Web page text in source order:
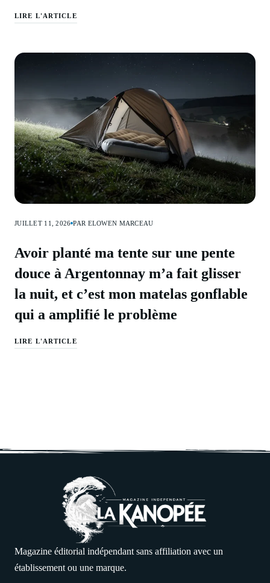
LIRE L'ARTICLE
JUILLET 11, 2026 PAR ELOWEN MARCEAU
Avoir planté ma tente sur une pente
douce à Argentonnay m’a fait glisser
la nuit, et c’est mon matelas gonflable
qui a amplifié le problème
LIRE L'ARTICLE
Magazine éditorial indépendant sans affiliation avec un
établissement ou une marque.